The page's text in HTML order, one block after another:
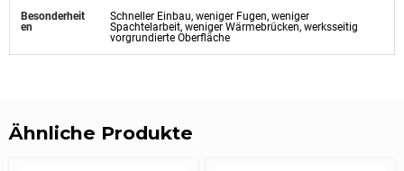
Besonderheit
en
Schneller Einbau, weniger Fugen, weniger
Spachtelarbeit, weniger Wärmebrücken, werksseitig
vorgrundierte Oberfläche
Ähnliche Produkte